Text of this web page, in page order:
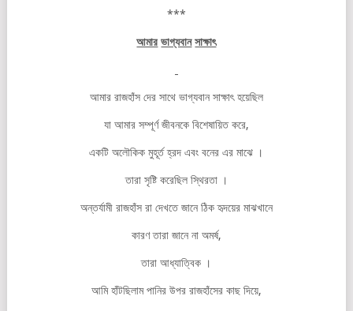
***
আমার ভাগ্যবান সাক্ষাৎ
আমার রাজহাঁস দের সাথে ভাগ্যবান সাক্ষাৎ হয়েছিল
যা আমার সম্পূর্ণ জীবনকে বিশেষায়িত করে,
একটি অলৌকিক মুহূর্ত হ্রদ এবং বনের এর মাঝে ।
তারা সৃষ্টি করেছিল স্থিরতা ।
অন্তর্যামী রাজহাঁস রা দেখতে জানে ঠিক হৃদয়ের মাঝখানে
কারণ তারা জানে না অমর্ষ,
তারা আধ্যাত্বিক ।
আমি হাঁটছিলাম পানির উপর রাজহাঁসের কাছ দিয়ে,